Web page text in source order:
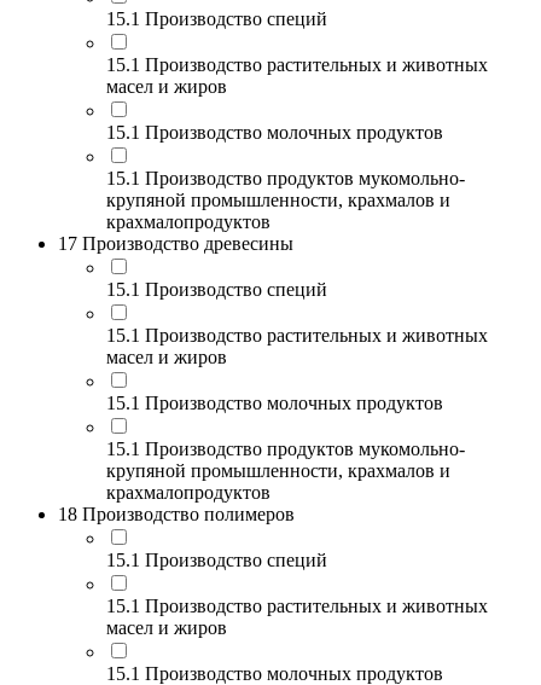
15.1 Производство специй
15.1 Производство растительных и животных
масел и жиров
15.1 Производство молочных продуктов
15.1 Производство продуктов мукомольно-
крупяной промышленности, крахмалов и
крахмалопродуктов
17 Производство древесины
15.1 Производство специй
15.1 Производство растительных и животных
масел и жиров
15.1 Производство молочных продуктов
15.1 Производство продуктов мукомольно-
крупяной промышленности, крахмалов и
крахмалопродуктов
18 Производство полимеров
15.1 Производство специй
15.1 Производство растительных и животных
масел и жиров
15.1 Производство молочных продуктов